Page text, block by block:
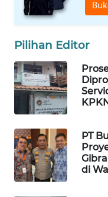
Pilihan Editor
PT
di
KONSUMEN
WAHANA
LISTRIK
TRAVEL
WAHANA
TV